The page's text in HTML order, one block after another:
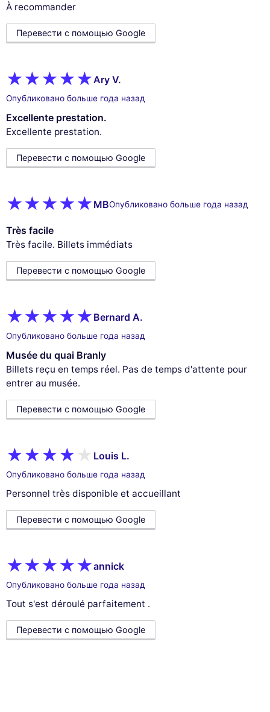
À recommander
Перевести с помощью Google
Ary V.
Опубликовано больше года назад
Excellente prestation.
Excellente prestation.
Перевести с помощью Google
MBОпубликовано больше года назад
Très facile
Très facile. Billets immédiats
Перевести с помощью Google
Bernard A.
Опубликовано больше года назад
Musée du quai Branly
Billets reçu en temps réel. Pas de temps d'attente pour
entrer au musée.
Перевести с помощью Google
Louis L.
Опубликовано больше года назад
Personnel très disponible et accueillant
Перевести с помощью Google
annick
Опубликовано больше года назад
Tout s'est déroulé parfaitement .
Перевести с помощью Google